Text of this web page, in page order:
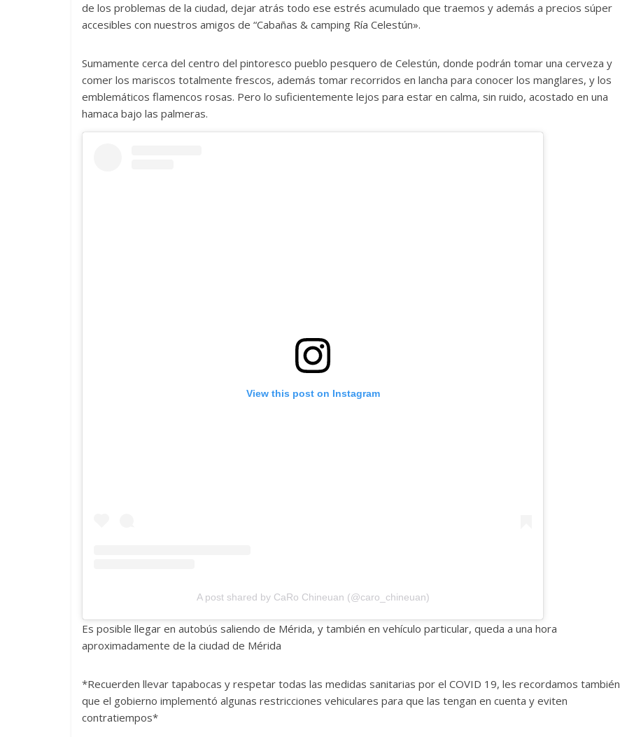
de los problemas de la ciudad, dejar atrás todo ese estrés acumulado que traemos y además a precios súper
accesibles con nuestros amigos de “Cabañas & camping Ría Celestún».
Sumamente cerca del centro del pintoresco pueblo pesquero de Celestún, donde podrán tomar una cerveza y
comer los mariscos totalmente frescos, además tomar recorridos en lancha para conocer los manglares, y los
emblemáticos flamencos rosas. Pero lo suficientemente lejos para estar en calma, sin ruido, acostado en una
hamaca bajo las palmeras.
View this post on Instagram
A post shared by CaRo Chineuan (@caro_chineuan)
Es posible llegar en autobús saliendo de Mérida, y también en vehículo particular, queda a una hora
aproximadamente de la ciudad de Mérida
*Recuerden llevar tapabocas y respetar todas las medidas sanitarias por el COVID 19, les recordamos también
que el gobierno implementó algunas restricciones vehiculares para que las tengan en cuenta y eviten
contratiempos*